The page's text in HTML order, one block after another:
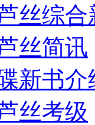
丝综合
丝简讯
新书介
丝考级